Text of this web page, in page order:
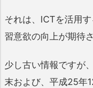
それは、ICTを活用
習意欲の向上が期待
少し古い情報ですが
末および、平成25年